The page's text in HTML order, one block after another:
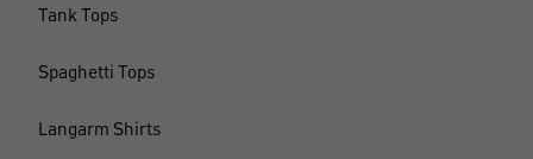
Tank Tops
Spaghetti Tops
Langarm Shirts